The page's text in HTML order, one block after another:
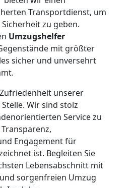
Transportdienst, um
zu geben.
Umzugshelfer
mit größter
sicher und unversehrt
unserer
Wir sind stolz
Service zu
Engagement für
ist. Begleiten Sie
Lebensabschnitt mit
sorgenfreien Umzug